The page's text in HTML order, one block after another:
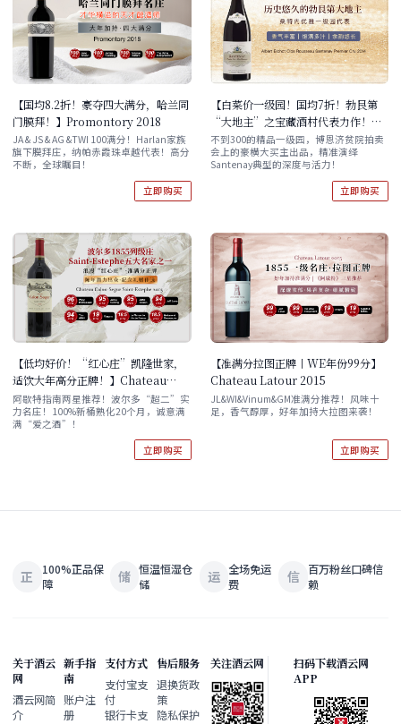
【国均8.2折！豪夺四大满分，哈兰同
门膜拜！】Promontory 2018
JA & JS & AG &TWI 100满分！Harlan家族
旗下膜拜庄，纳帕赤霞珠卓越代表！高分
不断，全球瞩目！
立即购买
【白菜价一级园！国均7折！勃艮第
“大地主”之宝藏酒村代表力作！】
Albert Bichot Clos Rousseau
Santenay Premier Cru 2014
不到300的精品一级园，博恩济贫院拍卖
会上的豪横大买主出品，精准演绎
Santenay典型的深度与活力！
立即购买
【低均好价！“红心庄”凯隆世家，
适饮大年高分正牌！】Chateau
Calon-Segur Saint-Estephe
2015
阿歇特指南两星推荐！波尔多“超二”实
力名庄！100%新桶熟化20个月，诚意满
满“爱之酒”！
立即购买
【准满分拉图正牌丨WE年份99分】
Chateau Latour 2015
JL&WI&Vinum&GM准满分推荐！风味十
足，香气醇厚，好年加持大拉图来袭！
立即购买
正
100%正品保
障
储 恒温恒湿仓
储
运 全场免运
费
信 百万粉丝口碑信
赖
关于酒云
网
酒云网简
介
新手指
南
账户注
册
支付方式
支付宝支
付
银行卡支
售后服务
退换货政
策
隐私保护
关注酒云网
扫码下载酒云网
APP